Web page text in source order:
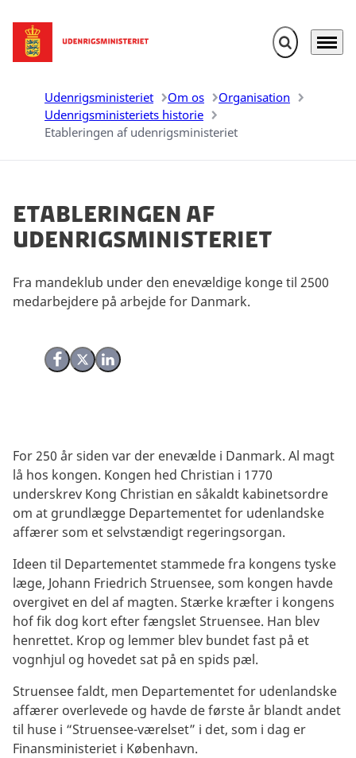
Gå til forsiden Fold søgefelt
Menu
Udenrigsministeriet Om os
Organisation
Udenrigsministeriets historie
Etableringen af udenrigsministeriet
Etableringen af
udenrigsministeriet
Del på Facebook
Del på X (Twitter)
Del på LinkedIn
Fra mandeklub under den enevældige konge til 2500
medarbejdere på arbejde for Danmark.
For 250 år siden var der enevælde i Danmark. Al magt
lå hos kongen. Kongen hed Christian i 1770
underskrev Kong Christian en såkaldt kabinetsordre
om at grundlægge Departementet for udenlandske
affærer som et selvstændigt regeringsorgan.
Ideen til Departementet stammede fra kongens tyske
læge, Johann Friedrich Struensee, som kongen havde
overgivet en del af magten. Stærke kræfter i kongens
hof fik dog kort efter fængslet Struensee. Han blev
henrettet. Krop og lemmer blev bundet fast på et
vognhjul og hovedet sat på en spids pæl.
Struensee faldt, men Departementet for udenlandske
affærer overlevede og havde de første år blandt andet
til huse i “Struensee-værelset” i det, som i dag er
Finansministeriet i København.